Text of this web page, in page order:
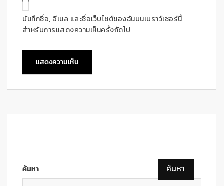
บันทึกชื่อ, อีเมล และชื่อเว็บไซต์ของฉันบนเบราว์เซอร์นี้
สำหรับการแสดงความเห็นครั้งถัดไป
ค้นหา ค้นหา